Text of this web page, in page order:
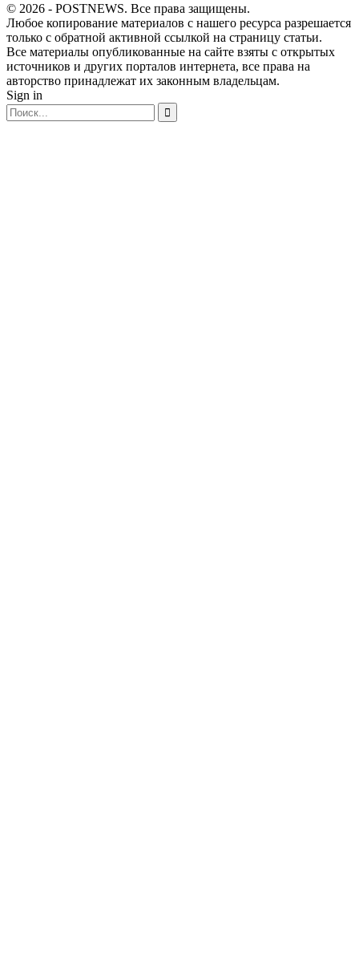
© 2026 - POSTNEWS. Все права защищены.
Любое копирование материалов с нашего ресурса разрешается
только с обратной активной ссылкой на страницу статьи.
Все материалы опубликованные на сайте взяты с открытых
источников и других порталов интернета, все права на
авторство принадлежат их законным владельцам.
Sign in